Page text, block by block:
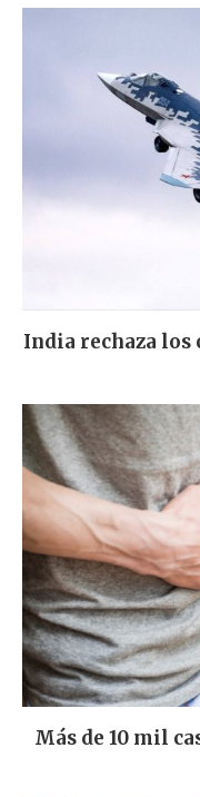
India rechaza los
Más de 10 mil